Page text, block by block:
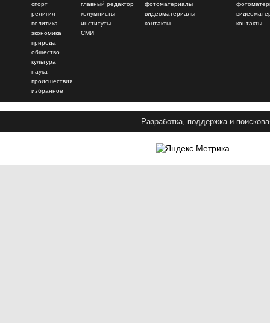
спорт
религия
политика
экономика
природа
общество
культура
наука
происшествия
избранное
главный редактор
колумнисты
институты
СМИ
фотоматериалы
видеоматериалы
контакты
контакты
Разработка, поддержка и